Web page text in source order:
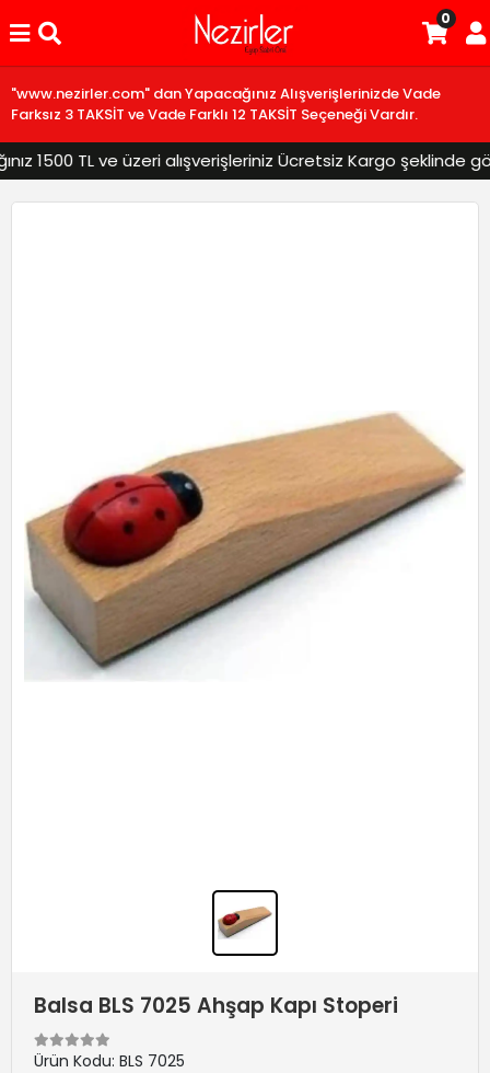
"www.nezirler.com" dan Yapacağınız Alışverişlerinizde Vade
Farksız 3 TAKSİT ve Vade Farklı 12 TAKSİT Seçeneği Vardır.
1500 TL ve üzeri alışverişleriniz Ücretsiz Kargo şeklinde
0
Balsa BLS 7025 Ahşap Kapı Stoperi
Ürün Kodu: BLS 7025